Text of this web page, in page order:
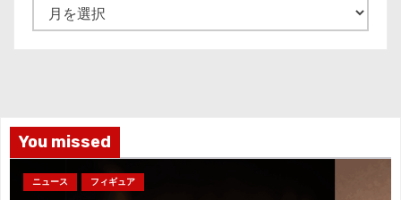
ー
You missed
ニュース フィギュア